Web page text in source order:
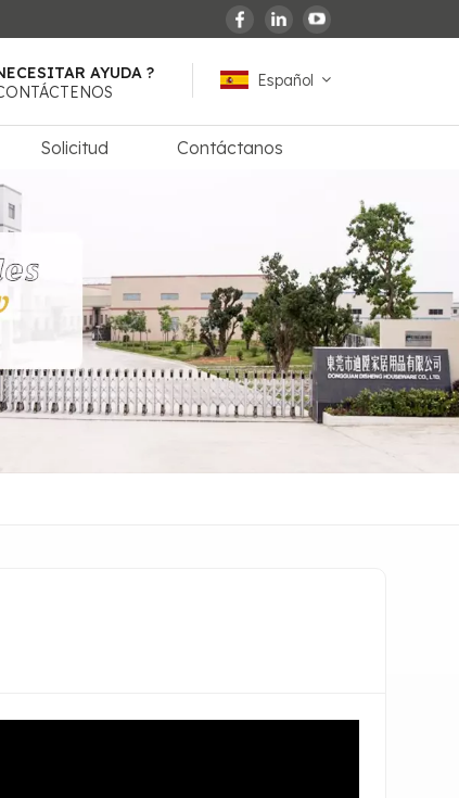
Español
français
Deutsch
العربية
AYUDA ?
Solicitud Contáctanos